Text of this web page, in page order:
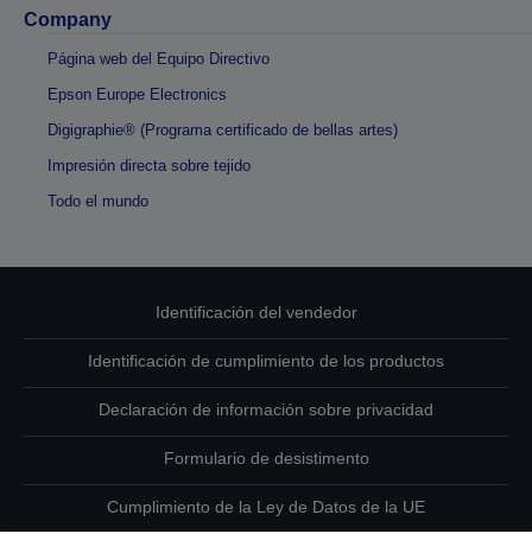
Company
Página web del Equipo Directivo
Epson Europe Electronics
Digigraphie® (Programa certificado de bellas artes)
Impresión directa sobre tejido
Todo el mundo
Identificación del vendedor
Identificación de cumplimiento de los productos
Declaración de información sobre privacidad
Formulario de desistimento
Cumplimiento de la Ley de Datos de la UE